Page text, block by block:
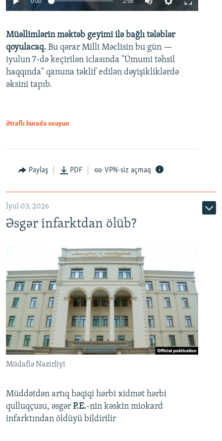
Auto 240p 360p 480p
720p 1080p
360p
480p
720p
Müəllimlərin məktəb geyimi ilə bağlı tələblər
qoyulacaq. Bu qərar Milli Məclisin bu gün —
iyulun 7-də keçirilən iclasında "Ümumi təhsil
haqqında" qanuna təklif edilən dəyişikliklərdə
əksini tapıb.
Ətraflı burada oxuyun
Paylaş PDF VPN-siz açmaq
İyul 03, 2026
Əsgər infarktdan ölüb?
Müdafiə Nazirliyi
Müddətdən artıq həqiqi hərbi xidmət hərbi
qulluqçusu, əsgər P.E.-nin kəskin miokard
infarktından öldüyü bildirilir